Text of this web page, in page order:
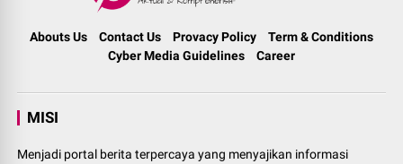
Abouts Us Contact Us Provacy Policy
Term & Conditions
Cyber Media Guidelines
Career
MISI
Menjadi portal berita terpercaya yang menyajikan informasi